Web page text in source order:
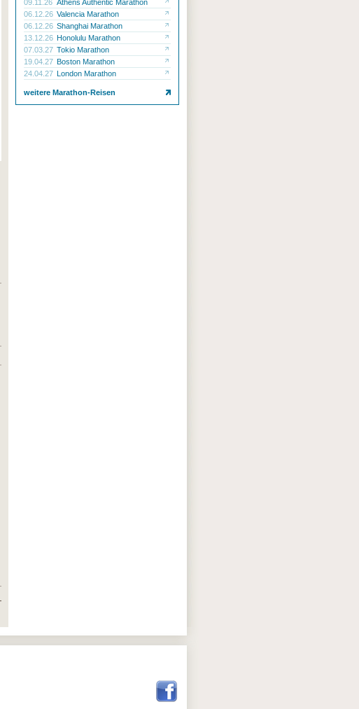
09.11.26 Athens Authentic Marathon
06.12.26 Valencia Marathon
06.12.26 Shanghai Marathon
13.12.26 Honolulu Marathon
07.03.27 Tokio Marathon
19.04.27 Boston Marathon
24.04.27 London Marathon
weitere Marathon-Reisen